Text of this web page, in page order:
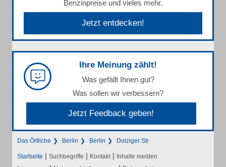
Benzinpreise und vieles mehr.
Jetzt entdecken!
Ihre Meinung zählt!
Was gefällt Ihnen gut?
Was sollen wir verbessern?
Jetzt Feedback geben!
Das Örtliche Berlin Berlin Dolziger Str
Startseite | Suchbegriffe | Kontakt | Inhalte melden